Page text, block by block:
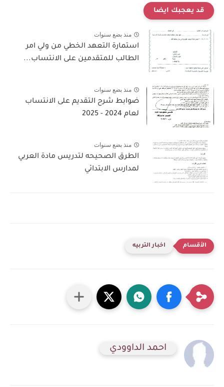
قد يعجبك ايضا
منذ بضع سنوات
استمارة التعهد الخطي من ولي امر
الطالب للمتقدمين على الانتساب...
منذ بضع سنوات
ضوابط شرح التقديم على الانتساب
لعام 2024 - 2025
منذ بضع سنوات
الطرق الصحيحه لتدريس مادة العربي
لمدارس الابتدائي
اخبار التربيه
احمد الداوودي